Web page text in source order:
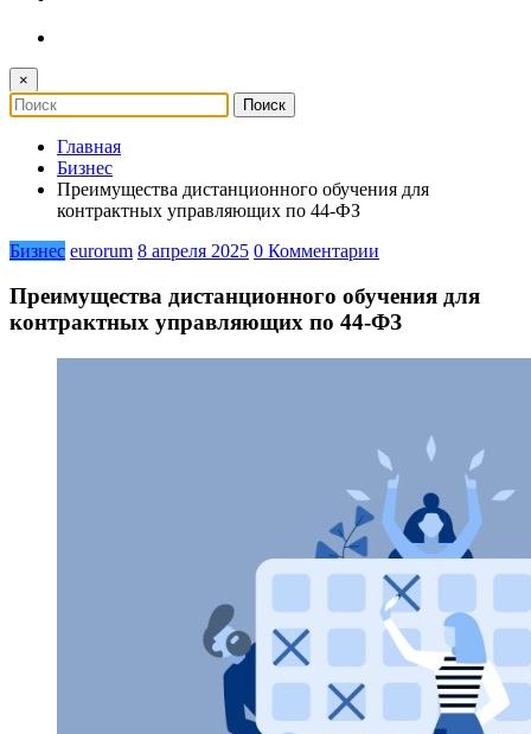
×
Главная
Бизнес
Преимущества дистанционного обучения для
контрактных управляющих по 44-ФЗ
Бизнес eurorum 8 апреля 2025 0 Комментарии
Преимущества дистанционного обучения для
контрактных управляющих по 44-ФЗ